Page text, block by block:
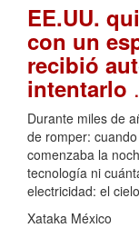
EE.UU.
con un
recibió
intentarlo
Durante miles de
de romper:
comenzaba la
tecnología ni
electricidad: el
Xataka México